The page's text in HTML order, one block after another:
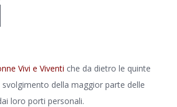
Vivi e Viventi che da dietro le quinte
della maggior parte delle
loro porti personali.